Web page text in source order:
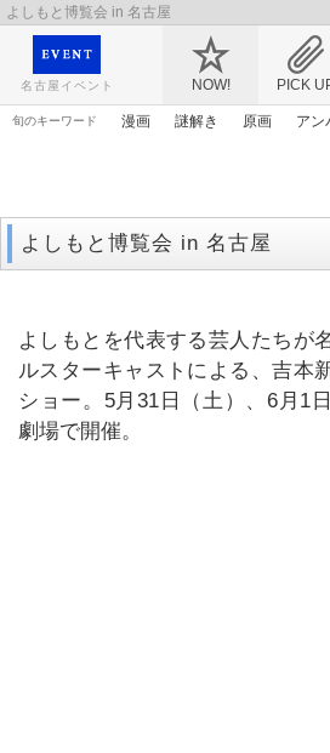
よしもと博覧会 in 名古屋
映画や音楽コンサート、レジャーやアート、テレビ
屋のイベント情報を幅広く掲載
名古屋イベント NOW! PICK
旬のキーワード 漫画 謎解き 原画 アン
よしもと博覧会 in 名古屋
よしもとを代表する芸人たちが
ルスターキャストによる、吉本
ショー。5月31日（土）、6月1
劇場で開催。